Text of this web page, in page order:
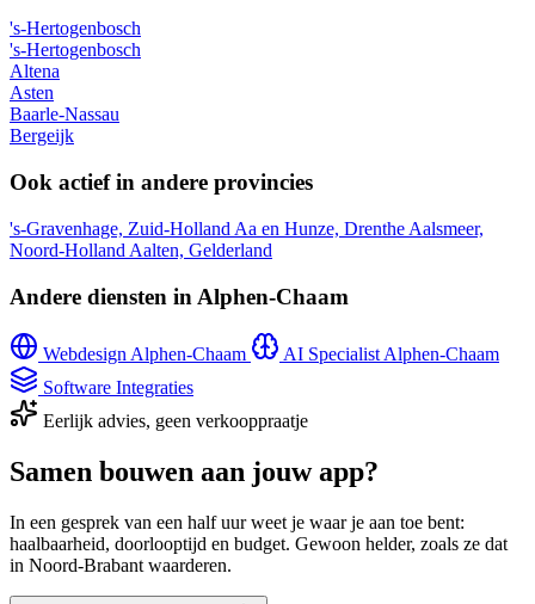
's-Hertogenbosch
's-Hertogenbosch
Altena
Asten
Baarle-Nassau
Bergeijk
Ook actief in andere provincies
's-Gravenhage, Zuid-Holland Aa en Hunze, Drenthe Aalsmeer,
Noord-Holland Aalten, Gelderland
Andere diensten in Alphen-Chaam
Webdesign Alphen-Chaam
AI Specialist Alphen-Chaam
Software Integraties
Eerlijk advies, geen verkooppraatje
Samen bouwen aan jouw app?
In een gesprek van een half uur weet je waar je aan toe bent:
haalbaarheid, doorlooptijd en budget. Gewoon helder, zoals ze dat
in Noord-Brabant waarderen.